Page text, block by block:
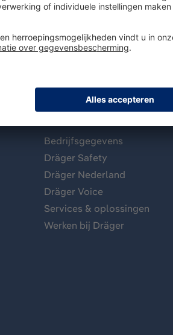
Bedrijfsgegevens
Dräger Safety
Dräger Nederland
Dräger Voice
Services & oplossingen
Werken bij Dräger